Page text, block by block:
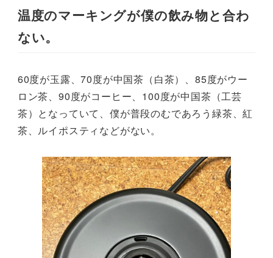
温度のマーキングが僕の飲み物と合わ
ない。
60度が玉露、70度が中国茶（白茶）、85度がウー
ロン茶、90度がコーヒー、100度が中国茶（工芸
茶）となっていて、僕が普段のむであろう緑茶、紅
茶、ルイポスティなどがない。